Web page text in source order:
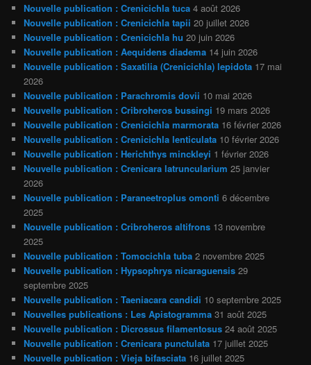
Nouvelle publication : Crenicichla tuca 4 août 2026
Nouvelle publication : Crenicichla tapii 20 juillet 2026
Nouvelle publication : Crenicichla hu 20 juin 2026
Nouvelle publication : Aequidens diadema 14 juin 2026
Nouvelle publication : Saxatilia (Crenicichla) lepidota 17 mai
2026
Nouvelle publication : Parachromis dovii 10 mai 2026
Nouvelle publication : Cribroheros bussingi 19 mars 2026
Nouvelle publication : Crenicichla marmorata 16 février 2026
Nouvelle publication : Crenicichla lenticulata 10 février 2026
Nouvelle publication : Herichthys minckleyi 1 février 2026
Nouvelle publication : Crenicara latruncularium 25 janvier
2026
Nouvelle publication : Paraneetroplus omonti 6 décembre
2025
Nouvelle publication : Cribroheros altifrons 13 novembre
2025
Nouvelle publication : Tomocichla tuba 2 novembre 2025
Nouvelle publication : Hypsophrys nicaraguensis 29
septembre 2025
Nouvelle publication : Taeniacara candidi 10 septembre 2025
Nouvelles publications : Les Apistogramma 31 août 2025
Nouvelle publication : Dicrossus filamentosus 24 août 2025
Nouvelle publication : Crenicara punctulata 17 juillet 2025
Nouvelle publication : Vieja bifasciata 16 juillet 2025